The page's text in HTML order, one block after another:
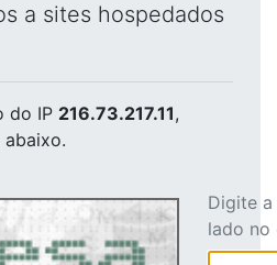
a sites hospedados
do IP 216.73.217.11,
Digite
lado no